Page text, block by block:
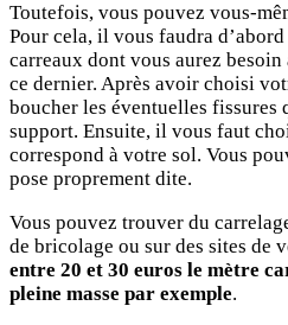
Toutefois, vous pouvez vous-
Pour cela, il vous faudra
carreaux dont vous aurez
ce dernier. Après avoir choisi
boucher les éventuelles
support. Ensuite, il vous faut
correspond à votre sol. Vous
pose proprement dite.
Vous pouvez trouver du
de bricolage ou sur des sites de
entre 20 et 30 euros le mètre
pleine masse par exemple.